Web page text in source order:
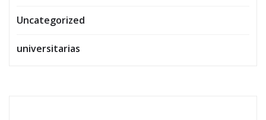
Uncategorized
universitarias